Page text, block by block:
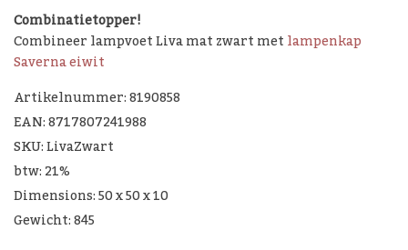
Combinatietopper!
Combineer lampvoet Liva mat zwart metlampenkap
Saverna eiwit
Artikelnummer: 8190858
EAN: 8717807241988
SKU: LivaZwart
btw: 21%
Dimensions: 50 x 50 x 10
Gewicht: 845